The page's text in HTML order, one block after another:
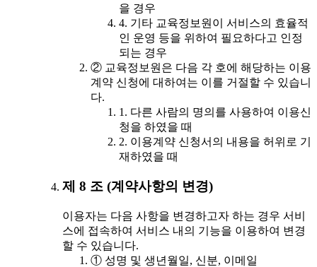
을 경우
4. 기타 교육정보원이 서비스의 효율적
인 운영 등을 위하여 필요하다고 인정
되는 경우
② 교육정보원은 다음 각 호에 해당하는 이용
계약 신청에 대하여는 이를 거절할 수 있습니
다.
1. 다른 사람의 명의를 사용하여 이용신
청을 하였을 때
2. 이용계약 신청서의 내용을 허위로 기
재하였을 때
제 8 조 (계약사항의 변경)
이용자는 다음 사항을 변경하고자 하는 경우 서비
스에 접속하여 서비스 내의 기능을 이용하여 변경
할 수 있습니다.
① 성명 및 생년월일, 신분, 이메일